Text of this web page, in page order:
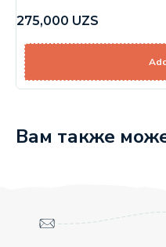
275,000 UZS
Вам также